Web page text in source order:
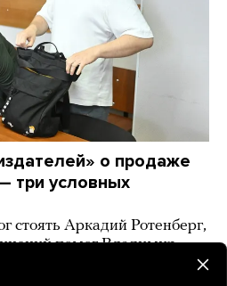
о продаже
три условных
стоять Аркадий Ротенберг,
помог Владимир
служба Би-би-си»